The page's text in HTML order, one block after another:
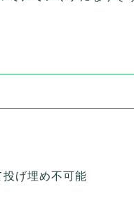
げ埋め不可能